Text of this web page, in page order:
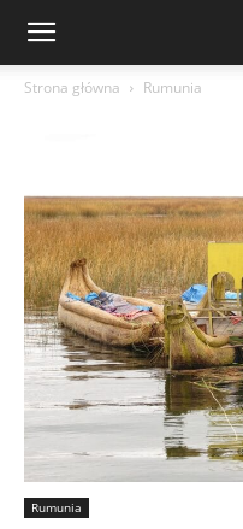
Strona główna Rumunia
Rumunia